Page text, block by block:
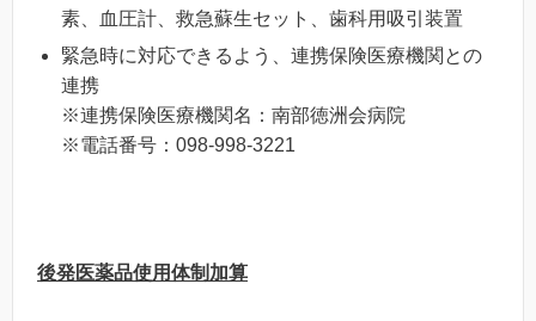
素、血圧計、救急蘇生セット、歯科用吸引装置
緊急時に対応できるよう、連携保険医療機関との
連携
※連携保険医療機関名：南部徳洲会病院
※電話番号：098-998-3221
後発医薬品使用体制加算